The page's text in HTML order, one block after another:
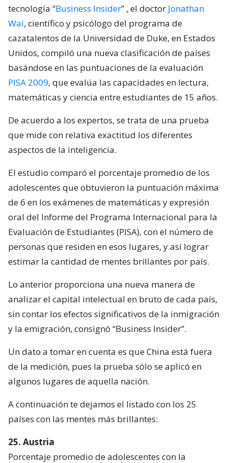
tecnología “Business Insider” , el doctor Jonathan
Wai, científico y psicólogo del programa de
cazatalentos de la Universidad de Duke, en Estados
Unidos, compiló una nueva clasificación de países
basándose en las puntuaciones de la evaluación
PISA 2009, que evalúa las capacidades en lectura,
matemáticas y ciencia entre estudiantes de 15 años.
De acuerdo a los expertos, se trata de una prueba
que mide con relativa exactitud los diferentes
aspectos de la inteligencia.
El estudio comparó el porcentaje promedio de los
adolescentes que obtuvieron la puntuación máxima
de 6 en los exámenes de matemáticas y expresión
oral del Informe del Programa Internacional para la
Evaluación de Estudiantes (PISA), con el número de
personas que residen en esos lugares, y así lograr
estimar la cantidad de mentes brillantes por país.
Lo anterior proporciona una nueva manera de
analizar el capital intelectual en bruto de cada país,
sin contar los efectos significativos de la inmigración
y la emigración, consignó “Business Insider”.
Un dato a tomar en cuenta es que China está fuera
de la medición, pues la prueba sólo se aplicó en
algunos lugares de aquella nación.
A continuación te dejamos el listado con los 25
países con las mentes más brillantes:
25. Austria
Porcentaje promedio de adolescentes con la